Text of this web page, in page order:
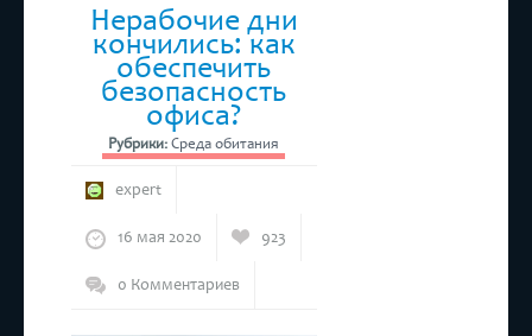
Нерабочие дни
кончились: как
обеспечить
безопасность
офиса?
Рубрики: Среда обитания
expert
16 мая 2020 923
0 Комментариев